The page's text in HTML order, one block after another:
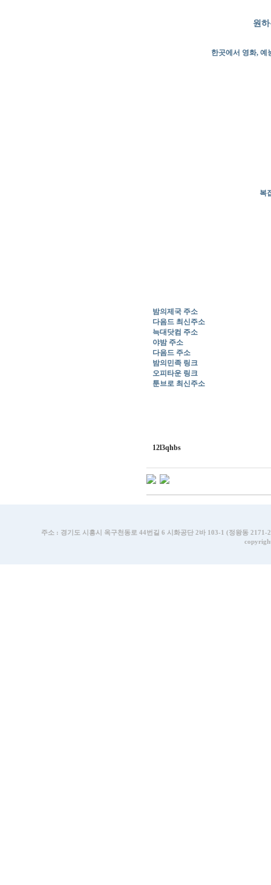
원
한곳에서 영화, 예
복
밤의제국 주소
다음드 최신주소
늑대닷컴 주소
야밤 주소
다음드 주소
밤의민족 링크
오피타운 링크
툰브로 최신주소
12l3qhbs
주소 : 경기도 시흥시 옥구천동로 44번길 6 시화공단 2바 103-1 (정왕동